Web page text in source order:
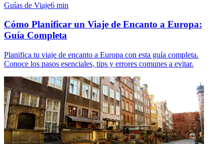
Guías de Viaje6 min
Cómo Planificar un Viaje de Encanto a Europa:
Guía Completa
Planifica tu viaje de encanto a Europa con esta guía completa.
Conoce los pasos esenciales, tips y errores comunes a evitar.